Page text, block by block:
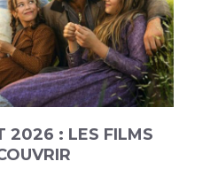
2026 : LES FILMS